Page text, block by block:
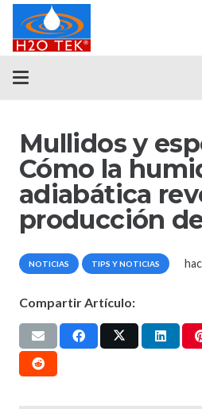
Mullidos y
Cómo la
adiabática
producción
NOTICIAS TIPS Y NOTICIAS
Compartir Artículo: